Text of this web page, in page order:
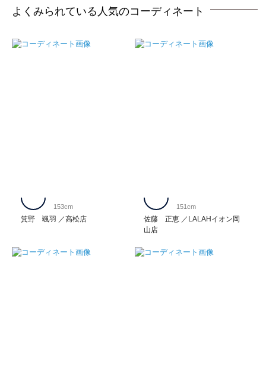
よくみられている人気のコーディネート
箕野 颯羽 高松店
153cm
佐藤 正恵
LALAHイオン岡
山店
151cm